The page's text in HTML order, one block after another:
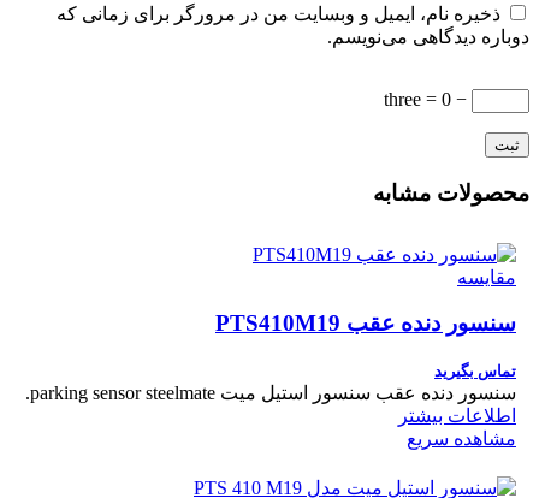
ذخیره نام، ایمیل و وبسایت من در مرورگر برای زمانی که
دوباره دیدگاهی می‌نویسم.
− three = 0
محصولات مشابه
مقایسه
سنسور دنده عقب PTS410M19
تماس بگیرید
سنسور دنده عقب سنسور استیل میت parking sensor steelmate.
اطلاعات بیشتر
مشاهده سریع